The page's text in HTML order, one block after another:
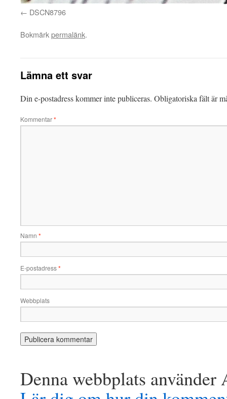
DSCN8796
Bokmärkpermalänk.
Lämna ett svar
Din e-postadress kommer inte publiceras. Obligatoriska fält är
Kommentar*
Namn *
E-postadress*
Webbplats
Denna webbplats